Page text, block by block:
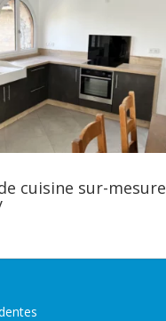
cuisine sur-mesure